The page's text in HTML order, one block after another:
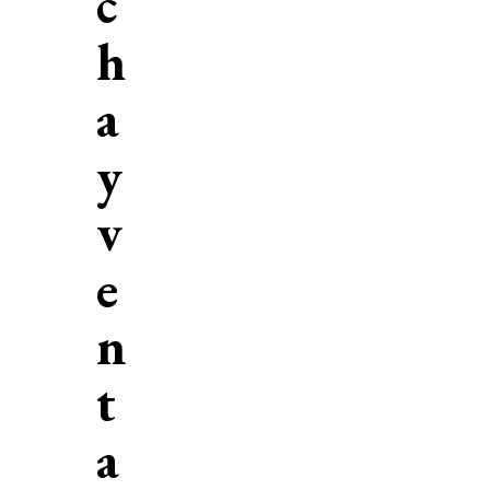
h
a
y
v
e
n
t
a